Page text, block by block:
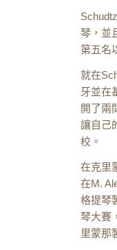
琴，並
第五名
就在
牙並在
開了兩
讓自己
校。
在克里
在M.
格提琴
琴大賽
里蒙那